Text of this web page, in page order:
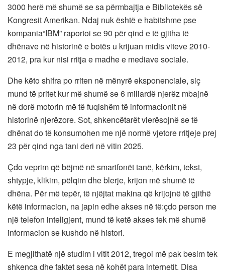
3000 herë më shumë se sa përmbajtja e Bibliotekës së
Kongresit Amerikan. Ndaj nuk është e habitshme pse
kompania“IBM” raportoi se 90 për qind e të gjitha të
dhënave në historinë e botës u krijuan midis viteve 2010-
2012, pra kur nisi rritja e madhe e mediave sociale.
Dhe këto shifra po rriten në mënyrë eksponenciale, siç
mund të pritet kur më shumë se 6 miliardë njerëz mbajnë
në dorë motorin më të fuqishëm të informacionit në
historinë njerëzore. Sot, shkencëtarët vlerësojnë se të
dhënat do të konsumohen me një normë vjetore rritjeje prej
23 për qind nga tani deri në vitin 2025.
Çdo veprim që bëjmë në smartfonët tanë, kërkim, tekst,
shtypje, klikim, pëlqim dhe blerje, krijon më shumë të
dhëna. Për më tepër, të njëjtat makina që krijojnë të gjithë
këtë informacion, na japin edhe akses në të:çdo person me
një telefon inteligjent, mund të ketë akses tek më shumë
informacion se kushdo në histori.
E megjithatë një studim i vitit 2012, tregoi më pak besim tek
shkenca dhe faktet sesa në kohët para internetit. Disa